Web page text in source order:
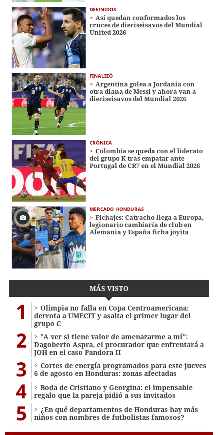
DEFINIDOS
Así quedan conformados los
cruces de dieciseisavos del Mundial
United 2026
FINALIZÓ
Argentina golea a Jordania con
otra diana de Messi y ahora van a
dieciseisavos del Mundial 2026
CRÓNICA
Colombia se queda con el liderato
del grupo K tras empatar ante
Portugal de CR7 en el Mundial 2026
MERCADO HONDURAS
Fichajes: Catracho llega a Europa,
legionario cambiaría de club en
Alemania y España ficha joyita
MÁS VISTO
1
Olimpia no falla en Copa Centroamericana:
derrota a UMECIT y asalta el primer lugar del
grupo C
2
"A ver si tiene valor de amenazarme a mí":
Dagoberto Aspra, el procurador que enfrentará a
JOH en el caso Pandora II
3
Cortes de energía programados para este jueves
6 de agosto en Honduras: zonas afectadas
4
Boda de Cristiano y Georgina: el impensable
regalo que la pareja pidió a sus invitados
5
¿En qué departamentos de Honduras hay más
niños con nombres de futbolistas famosos?